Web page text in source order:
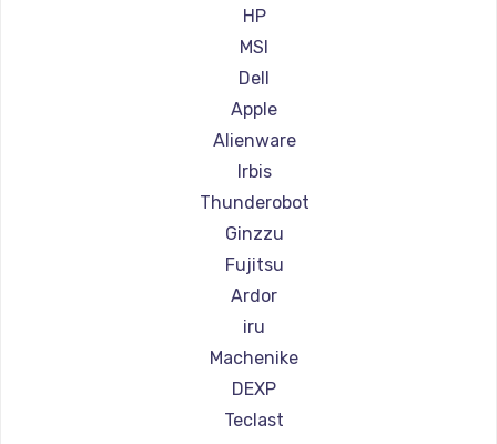
895 руб.
Заказать
Замена клавиатуры
1290 руб.
Заказать
Замена корпуса
890 руб.
Заказать
Замена тачпада
990 руб.
Заказать
HP
MSI
Dell
Apple
Alienware
Irbis
Thunderobot
Ginzzu
Fujitsu
Ardor
iru
Machenike
DEXP
Teclast